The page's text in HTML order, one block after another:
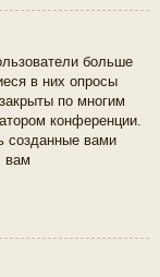
больше
в них опросы
по многим
конференции.
созданные вами
вам